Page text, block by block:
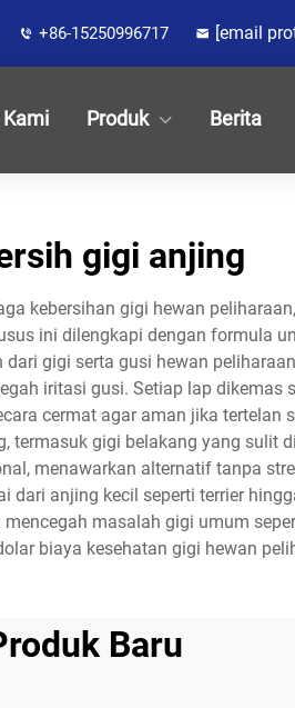
+86-15250996717 [email
Produk Berita
gigi anjing
kebersihan gigi hewan
ini dilengkapi dengan formula
gigi serta gusi hewan
iritasi gusi. Setiap lap dikemas
cermat agar aman jika tertelan
gigi belakang yang sulit
menawarkan alternatif tanpa
anjing kecil seperti terrier
masalah gigi umum
biaya kesehatan gigi hewan
Baru